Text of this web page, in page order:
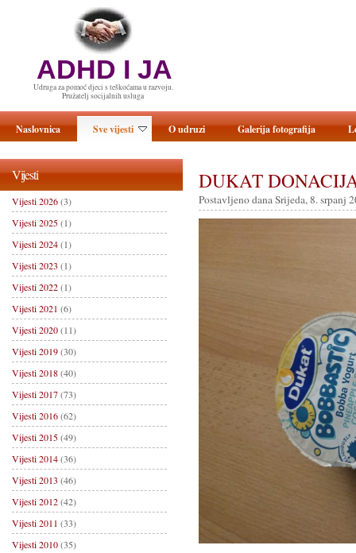
ADHD I JA
Udruga za pomoć djeci s teškoćama u razvoju.
Pružatelj socijalnih usluga
DUKAT
Postavljeno dana Srijeda, 8. srpanj
Vijesti
Vijesti 2026(3)
Vijesti 2025(1)
Vijesti 2024(1)
Vijesti 2023 (1)
Vijesti 2022(1)
Vijesti 2021 (6)
Vijesti 2020(11)
Vijesti 2019(30)
Vijesti 2018(40)
Vijesti 2017(73)
Vijesti 2016(62)
Vijesti 2015(49)
Vijesti 2014(36)
Vijesti 2013 (46)
Vijesti 2012(42)
Vijesti 2011 (33)
Vijesti 2010(35)
Naslovnica Sve vijesti O udruzi Galerija fotografija